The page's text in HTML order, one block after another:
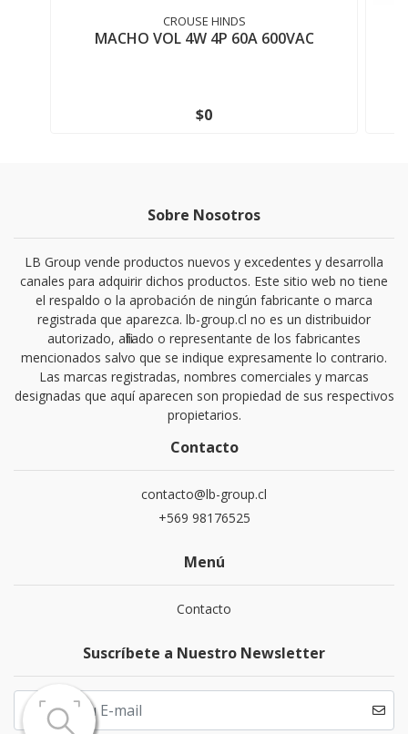
CROUSE HINDS
MACHO VOL 4W 4P 60A 600VAC
$0
Sobre Nosotros
LB Group vende productos nuevos y excedentes y desarrolla
canales para adquirir dichos productos. Este sitio web no tiene
el respaldo o la aprobación de ningún fabricante o marca
registrada que aparezca. lb-group.cl no es un distribuidor
autorizado, afiliado o representante de los fabricantes
mencionados salvo que se indique expresamente lo contrario.
Las marcas registradas, nombres comerciales y marcas
designadas que aquí aparecen son propiedad de sus respectivos
propietarios.
Contacto
contacto@lb-group.cl
+569 98176525
Menú
Contacto
Suscríbete a Nuestro Newsletter